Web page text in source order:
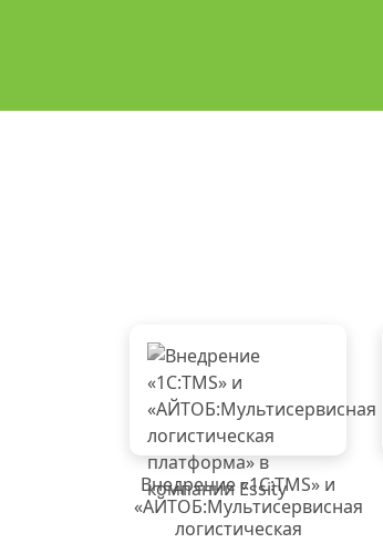
Внедрение «1C:TMS» и
«АЙТОБ:Мультисервисная
логистическая